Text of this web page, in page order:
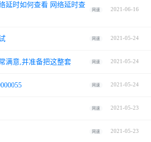
延时如何查看 网络延时查
网速 2021-06-16
网速 2021-05-24
满意,并准备把这整套 网速 2021-05-24
网速 2021-05-24
网速 2021-05-23
网速 2021-05-23